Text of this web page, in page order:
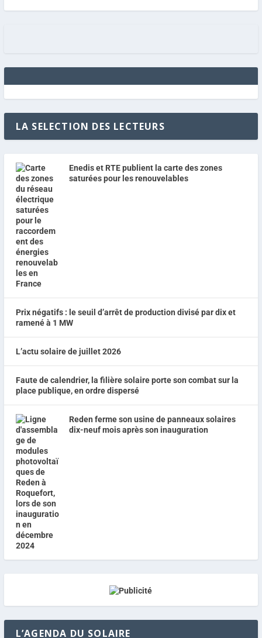
LA SELECTION DES LECTEURS
Enedis et RTE publient la carte des zones
saturées pour les renouvelables
Prix négatifs : le seuil d’arrêt de production divisé par dix et
ramené à 1 MW
L’actu solaire de juillet 2026
Faute de calendrier, la filière solaire porte son combat sur la
place publique, en ordre dispersé
Reden ferme son usine de panneaux solaires
dix-neuf mois après son inauguration
L’AGENDA DU SOLAIRE